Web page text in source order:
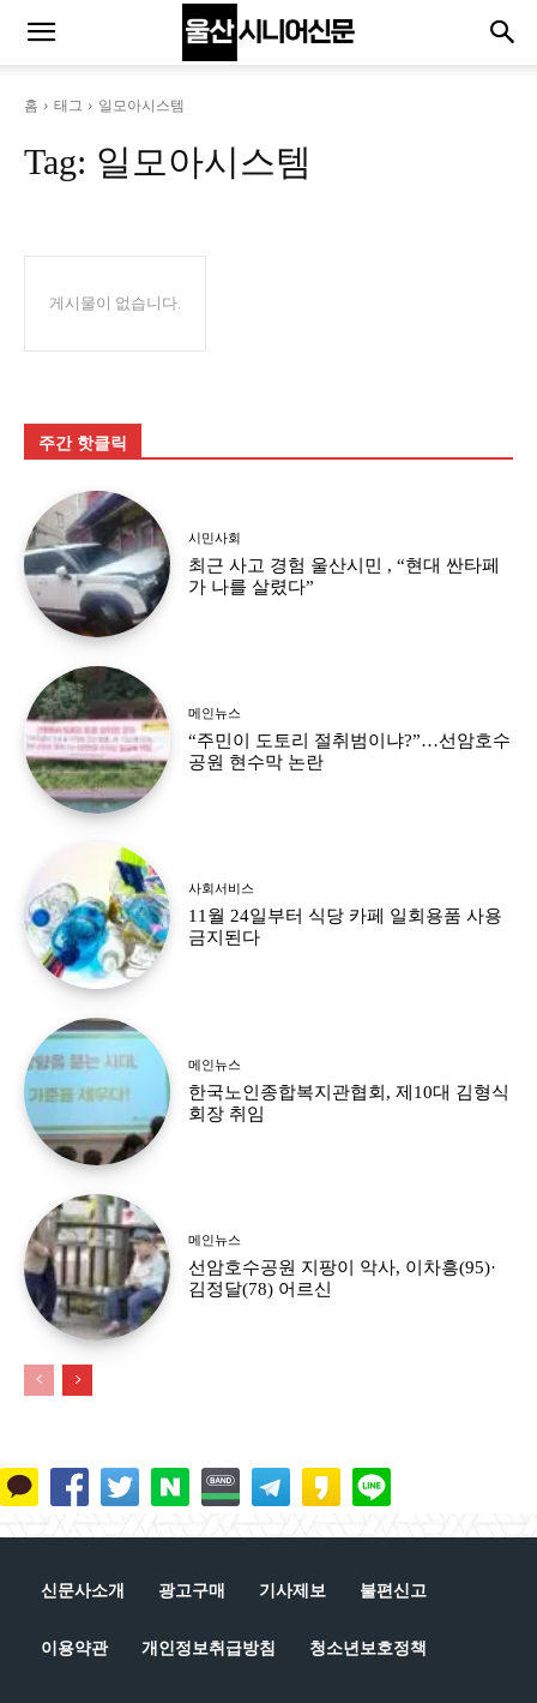
홈 태그 일모아시스템
Tag: 일모아시스템
게시물이 없습니다.
주간 핫클릭
시민사회
최근 사고 경험 울산시민 , “현대 싼타페
가 나를 살렸다”
메인뉴스
“주민이 도토리 절취범이냐?”…선암호수
공원 현수막 논란
사회서비스
11월 24일부터 식당 카페 일회용품 사용
금지된다
메인뉴스
한국노인종합복지관협회, 제10대 김형식
회장 취임
메인뉴스
선암호수공원 지팡이 악사, 이차흥(95)·
김정달(78) 어르신
신문사소개 광고구매 기사제보 불편신고
이용약관 개인정보취급방침 청소년보호정책